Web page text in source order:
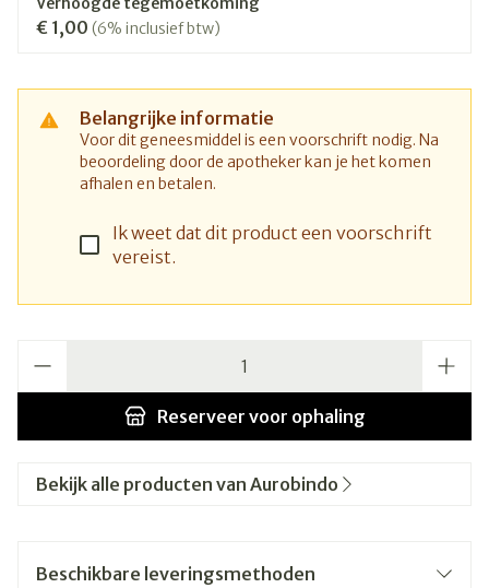
€ 1,00 (6% inclusief btw)
Belangrijke informatie
Voor dit geneesmiddel is een voorschrift nodig. Na
beoordeling door de apotheker kan je het komen
afhalen en betalen.
Ik weet dat dit product een voorschrift
vereist.
Reserveer voor ophaling
Bekijk alle producten van Aurobindo
Beschikbare leveringsmethoden